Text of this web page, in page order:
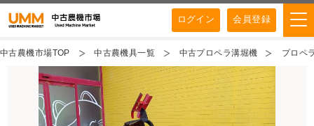
ログイン 会員登録
中古農機市場TOP 中古農機具一覧 中古プロペラ溝堀機 プロペ